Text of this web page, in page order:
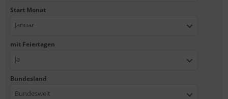
Start Monat
Januar
mit Feiertagen
Ja
Bundesland
Bundesweit